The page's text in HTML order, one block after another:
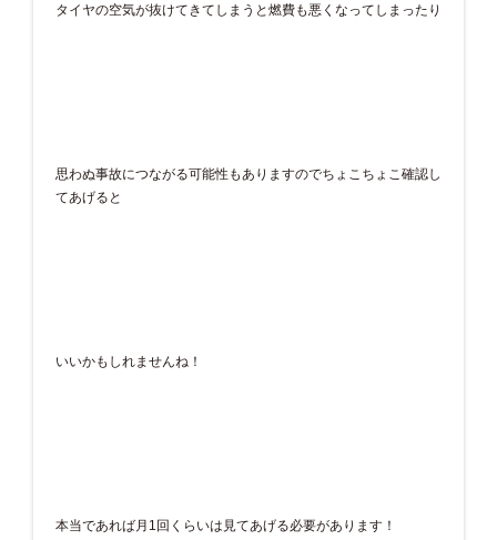
タイヤの空気が抜けてきてしまうと燃費も悪くなってしまったり
思わぬ事故につながる可能性もありますのでちょこちょこ確認し
てあげると
いいかもしれませんね！
本当であれば月1回くらいは見てあげる必要があります！